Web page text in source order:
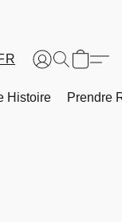
Histoire Prendre